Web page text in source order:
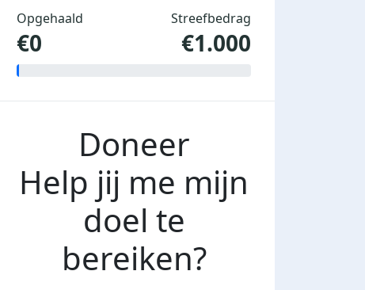
Opgehaald
€0
Streefbedrag
€1.000
Doneer
Help jij me mijn
doel te
bereiken?